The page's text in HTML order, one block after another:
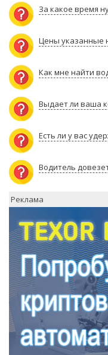
За какое время
Цены указанные
Как мне найти
Выдает ли ваша
Есть ли у вас
Водитель
Реклама